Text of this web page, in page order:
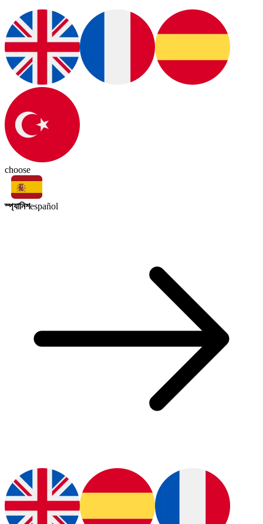
choose
স্প্যানিশespañol